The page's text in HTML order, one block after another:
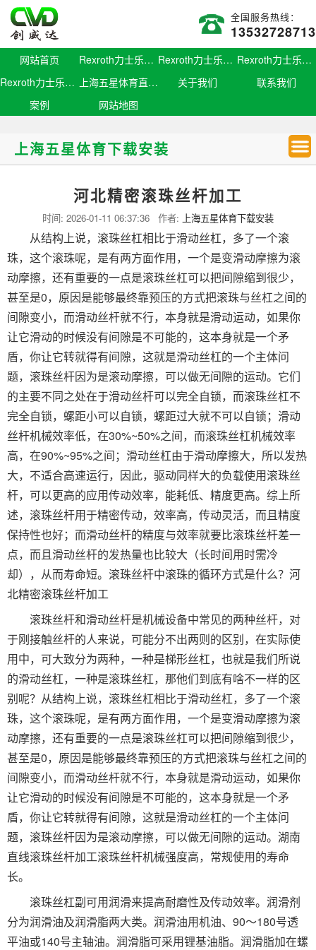
全国服务热线：
13532728713
网站首页 Rexroth力士乐滑块 Rexroth力士乐导轨
Rexroth力士乐螺母
Rexroth力士乐丝杆
上海五星体育直播官网 关于我们
联系我们
案例
网站地图
上海五星体育下载安装
河北精密滚珠丝杆加工
时间: 2026-01-11 06:37:36 作者: 上海五星体育下载安装
从结构上说，滚珠丝杠相比于滑动丝杠，多了一个滚
珠，这个滚珠呢，是有两方面作用，一个是变滑动摩擦为滚
动摩擦，还有重要的一点是滚珠丝杠可以把间隙缩到很少，
甚至是0，原因是能够最终靠预压的方式把滚珠与丝杠之间的
间隙变小，而滑动丝杆就不行，本身就是滑动运动，如果你
让它滑动的时候没有间隙是不可能的，这本身就是一个矛
盾，你让它转就得有间隙，这就是滑动丝杠的一个主体问
题，滚珠丝杆因为是滚动摩擦，可以做无间隙的运动。它们
的主要不同之处在于滑动丝杆可以完全自锁，而滚珠丝杠不
完全自锁，螺距小可以自锁，螺距过大就不可以自锁；滑动
丝杆机械效率低，在30%~50%之间，而滚珠丝杠机械效率
高，在90%~95%之间；滑动丝杠由于滑动摩擦大，所以发热
大，不适合高速运行，因此，驱动同样大的负载使用滚珠丝
杆，可以更高的应用传动效率，能耗低、精度更高。综上所
述，滚珠丝杆用于精密传动，效率高，传动灵活，而且精度
保持性也好；而滑动丝杆的精度与效率就要比滚珠丝杆差一
点，而且滑动丝杆的发热量也比较大（长时间用时需冷
却），从而寿命短。滚珠丝杆中滚珠的循环方式是什么？河
北精密滚珠丝杆加工
滚珠丝杆和滑动丝杆是机械设备中常见的两种丝杆，对
于刚接触丝杆的人来说，可能分不出两则的区别，在实际使
用中，可大致分为两种，一种是梯形丝杠，也就是我们所说
的滑动丝杠，一种是滚珠丝杠，那他们到底有啥不一样的区
别呢？从结构上说，滚珠丝杠相比于滑动丝杠，多了一个滚
珠，这个滚珠呢，是有两方面作用，一个是变滑动摩擦为滚
动摩擦，还有重要的一点是滚珠丝杠可以把间隙缩到很少，
甚至是0，原因是能够最终靠预压的方式把滚珠与丝杠之间的
间隙变小，而滑动丝杆就不行，本身就是滑动运动，如果你
让它滑动的时候没有间隙是不可能的，这本身就是一个矛
盾，你让它转就得有间隙，这就是滑动丝杠的一个主体问
题，滚珠丝杆因为是滚动摩擦，可以做无间隙的运动。湖南
直线滚珠丝杆加工滚珠丝杆机械强度高，常规使用的寿命
长。
滚珠丝杠副可用润滑来提高耐磨性及传动效率。润滑剂
分为润滑油及润滑脂两大类。润滑油用机油、90～180号透
平油或140号主轴油。润滑脂可采用锂基油脂。润滑脂加在螺